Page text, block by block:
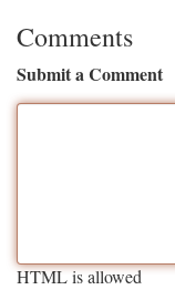
Comments
Submit a Comment
HTML is allowed